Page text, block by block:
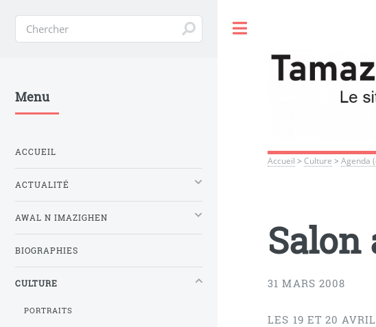
Accueil >Culture >Agenda
31 MARS 2008
LES 19 ET 20
Menu
ACCUEIL
ACTUALITÉ
AWAL N IMAZIGHEN
BIOGRAPHIES
CULTURE
PORTRAITS